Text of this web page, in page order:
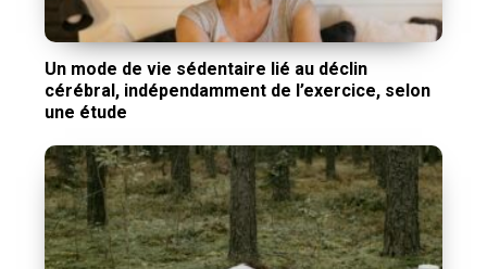
Un mode de vie sédentaire lié au déclin
cérébral, indépendamment de l’exercice, selon
une étude